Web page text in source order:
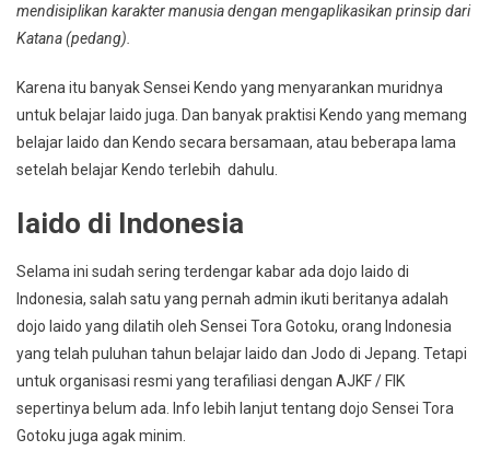
mendisiplikan karakter manusia dengan mengaplikasikan prinsip dari
Katana (pedang).
Karena itu banyak Sensei Kendo yang menyarankan muridnya
untuk belajar Iaido juga. Dan banyak praktisi Kendo yang memang
belajar Iaido dan Kendo secara bersamaan, atau beberapa lama
setelah belajar Kendo terlebih dahulu.
Iaido di Indonesia
Selama ini sudah sering terdengar kabar ada dojo Iaido di
Indonesia, salah satu yang pernah admin ikuti beritanya adalah
dojo Iaido yang dilatih oleh Sensei Tora Gotoku, orang Indonesia
yang telah puluhan tahun belajar Iaido dan Jodo di Jepang. Tetapi
untuk organisasi resmi yang terafiliasi dengan AJKF / FIK
sepertinya belum ada. Info lebih lanjut tentang dojo Sensei Tora
Gotoku juga agak minim.